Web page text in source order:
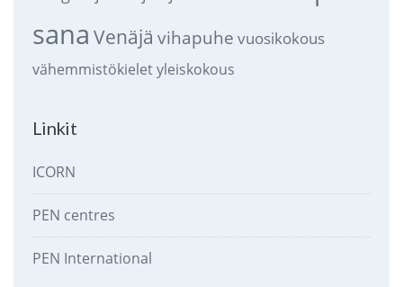
sana Venäjä vihapuhe vuosikokous
vähemmistökieletyleiskokous
Linkit
ICORN
PEN centres
PEN International